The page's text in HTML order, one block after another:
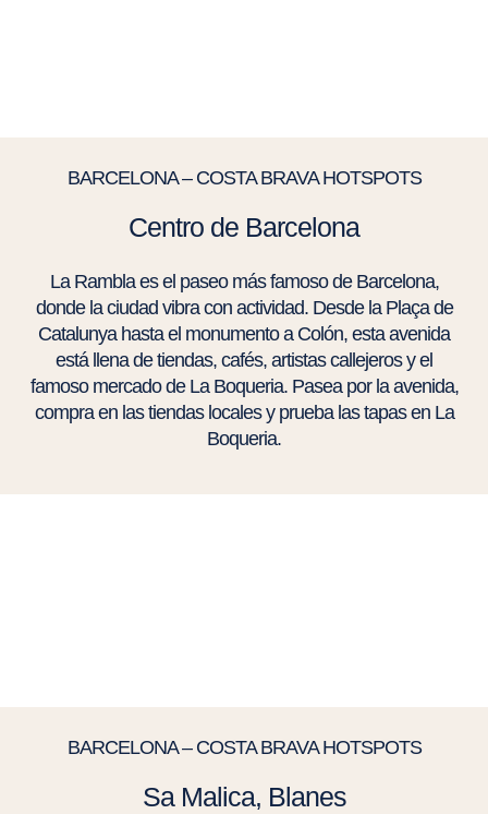
BARCELONA – COSTA BRAVA HOTSPOTS
Centro de Barcelona
La Rambla es el paseo más famoso de Barcelona,
donde la ciudad vibra con actividad. Desde la Plaça de
Catalunya hasta el monumento a Colón, esta avenida
está llena de tiendas, cafés, artistas callejeros y el
famoso mercado de La Boqueria. Pasea por la avenida,
compra en las tiendas locales y prueba las tapas en La
Boqueria.
BARCELONA – COSTA BRAVA HOTSPOTS
Sa Malica, Blanes